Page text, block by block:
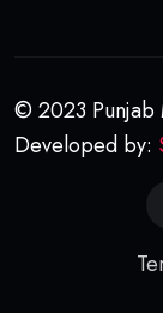
© 2023 Punjab
Developed by: